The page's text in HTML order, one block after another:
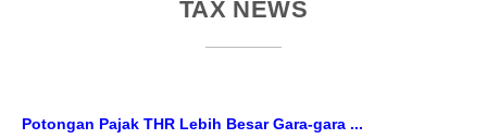
TAX NEWS
Potongan Pajak THR Lebih Besar Gara-gara ...